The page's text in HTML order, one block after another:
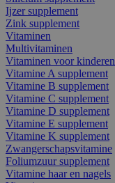
Ijzer supplement
Zink supplement
Vitaminen
Multivitaminen
Vitaminen voor kinderen
Vitamine A supplement
Vitamine B supplement
Vitamine C supplement
Vitamine D supplement
Vitamine E supplement
Vitamine K supplement
Zwangerschapsvitamine
Foliumzuur supplement
Vitamine haar en nagels